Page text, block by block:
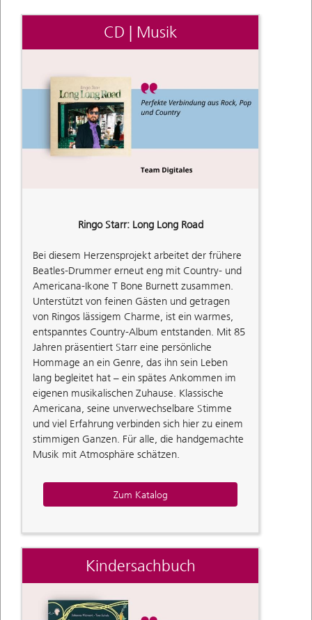
CD | Musik
Ringo Starr: Long Long Road
Bei diesem Herzensprojekt arbeitet der frühere
Beatles-Drummer erneut eng mit Country- und
Americana-Ikone T Bone Burnett zusammen.
Unterstützt von feinen Gästen und getragen
von Ringos lässigem Charme, ist ein warmes,
entspanntes Country-Album entstanden. Mit 85
Jahren präsentiert Starr eine persönliche
Hommage an ein Genre, das ihn sein Leben
lang begleitet hat – ein spätes Ankommen im
eigenen musikalischen Zuhause. Klassische
Americana, seine unverwechselbare Stimme
und viel Erfahrung verbinden sich hier zu einem
stimmigen Ganzen. Für alle, die handgemachte
Musik mit Atmosphäre schätzen.
Zum Katalog
Kindersachbuch